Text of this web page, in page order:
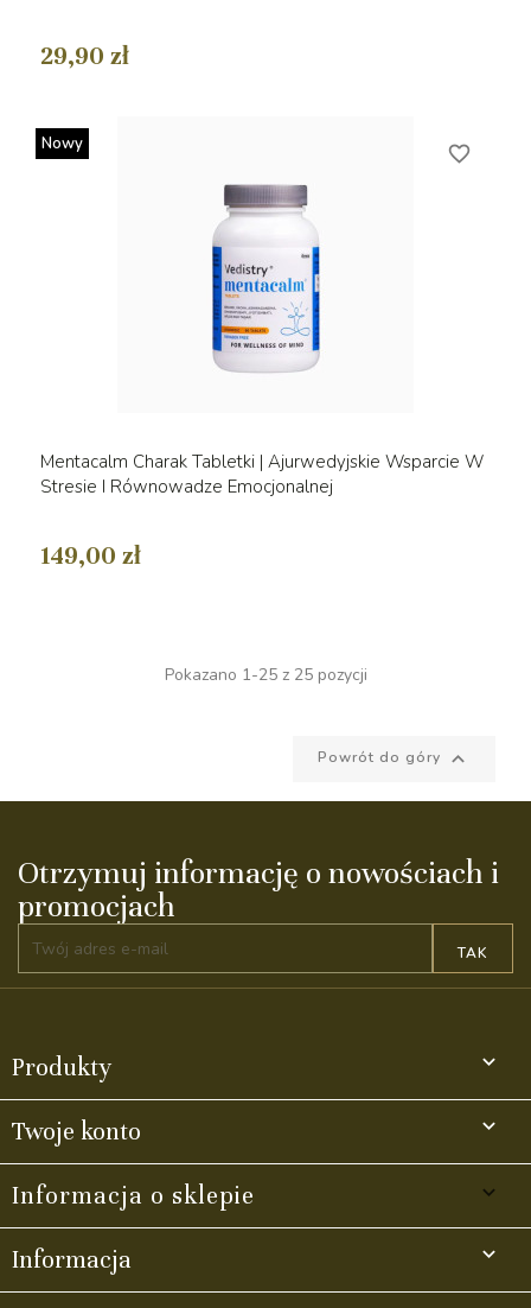
29,90 zł
Mentacalm Charak Tabletki | Ajurwedyjskie Wsparcie W
Stresie I Równowadze Emocjonalnej
149,00 zł
Nowy favorite_border
Pokazano 1-25 z 25 pozycji
Powrót do góry 
Otrzymuj informację o nowościach i
promocjach
Produkty 
Twoje konto 
Informacja o sklepie keyboard_arrow_down
Informacja 